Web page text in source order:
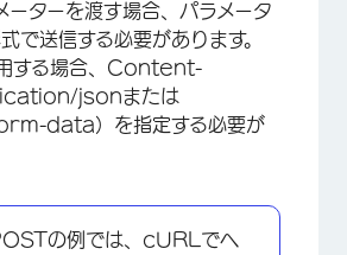
ーターを渡す場合、パラメータ
で送信する必要があります。
する場合、Content-
jsonまたは
data）を指定する必要が
の例では、cURLでヘ